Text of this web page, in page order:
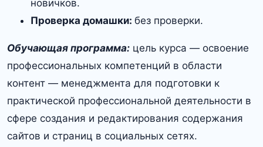
новичков.
Проверка домашки: без проверки.
Обучающая программа: цель курса — освоение
профессиональных компетенций в области
контент — менеджмента для подготовки к
практической профессиональной деятельности в
сфере создания и редактирования содержания
сайтов и страниц в социальных сетях.